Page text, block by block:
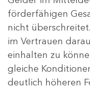
förderfähigen
nicht
im Vertrauen
einhalten zu
gleiche
deutlich höheren